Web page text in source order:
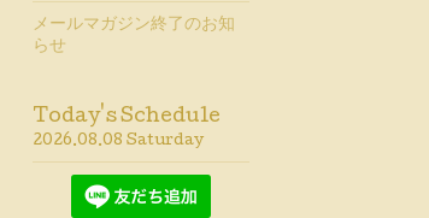
メールマガジン終了のお知
らせ
Today's Schedule
2026.08.08 Saturday